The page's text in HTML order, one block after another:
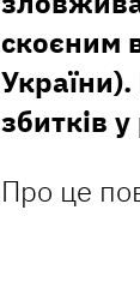
скоєним
збитків
Про це